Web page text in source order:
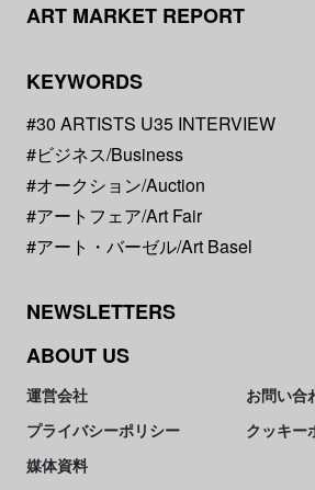
ART MARKET REPORT
KEYWORDS
#30 ARTISTS U35 INTERVIEW
#ビジネス/Business
#オークション/Auction
#アートフェア/Art Fair
#アート・バーゼル/Art Basel
NEWSLETTERS
ABOUT US
運営会社
お問い合
プライバシーポリシー
クッキー
媒体資料